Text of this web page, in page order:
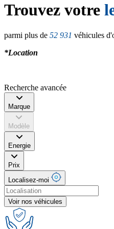
Trouvez votre
parmi plus de 52 931 véhicules
*Location
Recherche avancée
Marque
Modèle
Energie
Prix
Localisez-moi
Voir nos véhicules